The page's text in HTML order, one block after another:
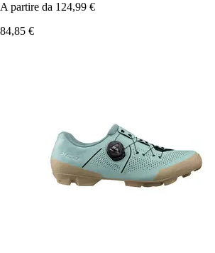
A partire da 124,99 €
84,85 €